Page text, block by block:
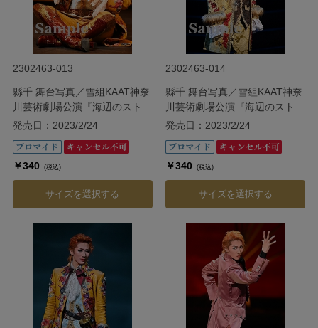
2302463-013
縣千 舞台写真／雪組KAAT神奈
川芸術劇場公演『海辺のストル
ーエンセ』
発売日：2023/2/24
￥340 (税込)
サイズを選択する
2302463-014
縣千 舞台写真／雪組KAAT神奈
川芸術劇場公演『海辺のストル
ーエンセ』
発売日：2023/2/24
￥340 (税込)
サイズを選択する